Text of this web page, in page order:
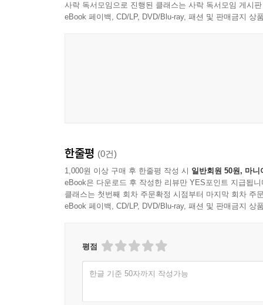
사락 독서모임으로 진행된 클래스는 사락 독서모임 게시
eBook 페이백, CD/LP, DVD/Blu-ray, 패션 및 판매금지 상
한줄평 (0건)
1,000원 이상 구매 후 한줄평 작성 시 일반회원 50원, 마니
eBook은 다운로드 후 작성한 리뷰만 YES포인트 지급됩니
클래스는 첫번째 회차 주문확정 시점부터 마지막 회차 주
eBook 페이백, CD/LP, DVD/Blu-ray, 패션 및 판매금지 상
평점
한글 기준 50자까지 작성가능